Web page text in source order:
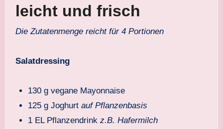
leicht und frisch
Die Zutatenmenge reicht für 4 Portionen
Salatdressing
130 g vegane Mayonnaise
125 g Joghurtauf Pflanzenbasis
1 EL Pflanzendrinkz.B. Hafermilch